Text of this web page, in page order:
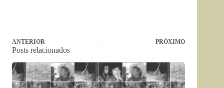
ANTERIOR PRÓXIMO
Posts relacionados